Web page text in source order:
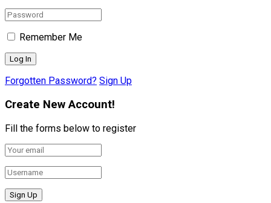
Remember Me
Forgotten Password? Sign Up
Create New Account!
Fill the forms below to register